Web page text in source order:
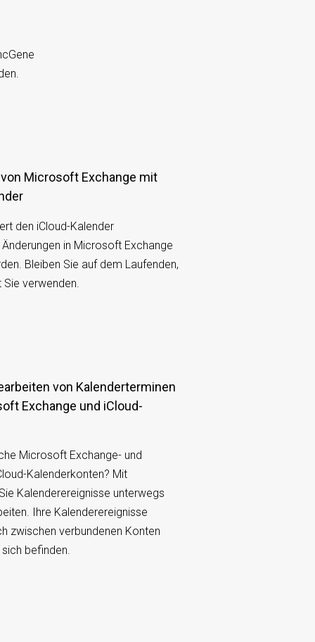
den iCloud-Kalender
in Microsoft Exchange
Bleiben Sie auf dem Laufenden,
verwenden.
Exchange und iCloud-
Microsoft Exchange- und
Kalenderkonten? Mit
Kalenderereignisse unterwegs
Ihre Kalenderereignisse
zwischen verbundenen Konten
befinden.